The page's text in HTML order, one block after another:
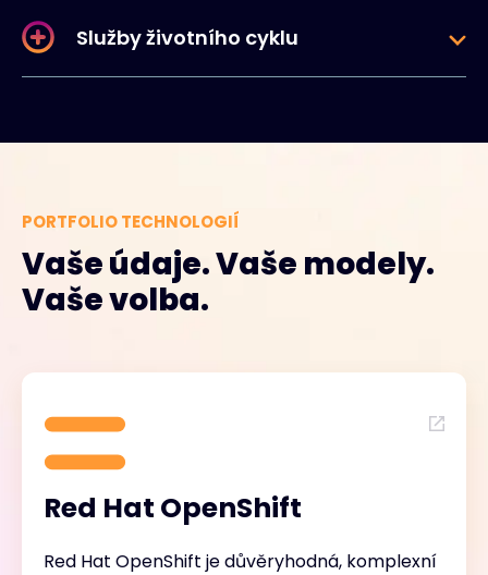
Služby životního cyklu
PORTFOLIO TECHNOLOGIÍ
Vaše údaje. Vaše modely.
Vaše volba.
Red Hat OpenShift
Red Hat OpenShift je důvěryhodná, komplexní